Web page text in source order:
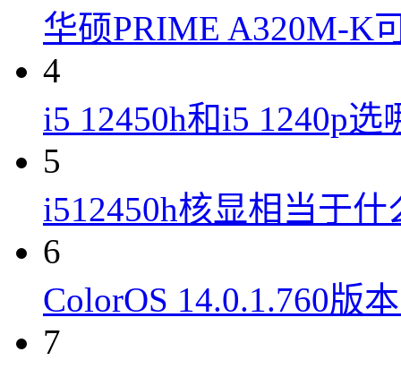
华硕PRIME A320M-K
4
i5 12450h和i5 1240p选
5
i512450h核显相当于什
6
ColorOS 14.0.1.760版
7